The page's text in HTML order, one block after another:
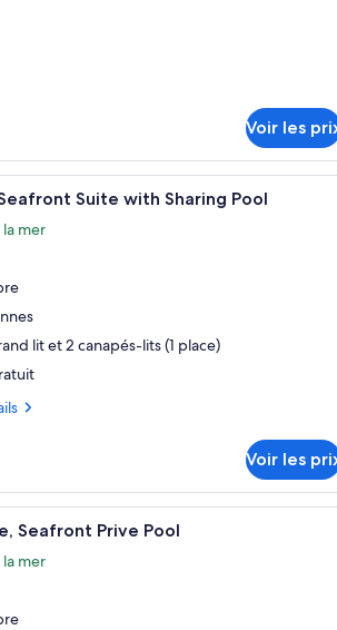
Voir les
Une chambre d’hôtel avec
Suite with Sharing Pool
mer
lit et 2 canapés-lits (1 place)
Voir les
Un salon moderne avec un
Seafront Prive Pool
mer